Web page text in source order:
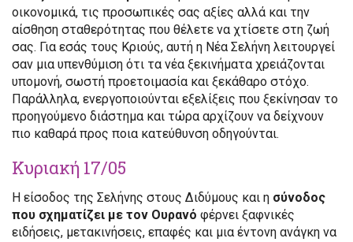
οικονομικά, τις προσωπικές σας αξίες αλλά και την
αίσθηση σταθερότητας που θέλετε να χτίσετε στη ζωή
σας. Για εσάς τους Κριούς, αυτή η Νέα Σελήνη λειτουργεί
σαν μια υπενθύμιση ότι τα νέα ξεκινήματα χρειάζονται
υπομονή, σωστή προετοιμασία και ξεκάθαρο στόχο.
Παράλληλα, ενεργοποιούνται εξελίξεις που ξεκίνησαν το
προηγούμενο διάστημα και τώρα αρχίζουν να δείχνουν
πιο καθαρά προς ποια κατεύθυνση οδηγούνται.
Κυριακή 17/05
Η είσοδος της Σελήνης στους Διδύμους και η σύνοδος
που σχηματίζει με τον Ουρανό φέρνει ξαφνικές
ειδήσεις, μετακινήσεις, επαφές και μια έντονη ανάγκη να